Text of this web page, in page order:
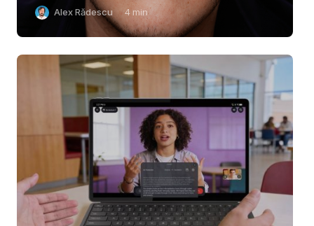
Alex Rădescu 4 min